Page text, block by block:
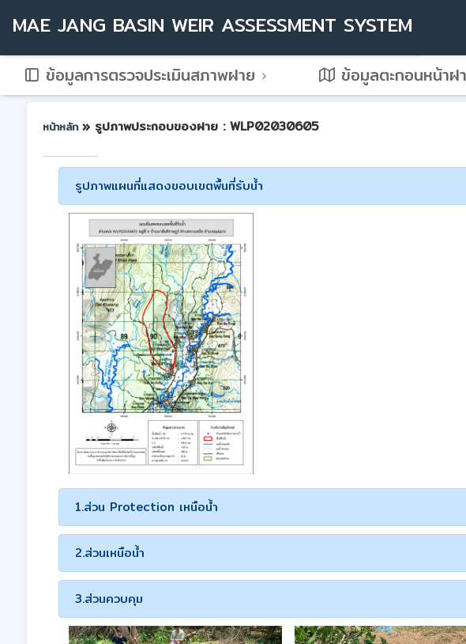
MAE JANG BASIN WEIR ASSESSMENT SYSTEM
ข้อมูลการตรวจประเมินสภาพฝาย ข้อมูลตะกอนหน้าฝ
หน้าหลัก » รูปภาพประกอบของฝาย : WLP02030605
รูปภาพแผนที่แสดงขอบเขตพื้นที่รับน้ำ
1.ส่วน Protection เหนือน้ำ
2.ส่วนเหนือน้ำ
3.ส่วนควบคุม